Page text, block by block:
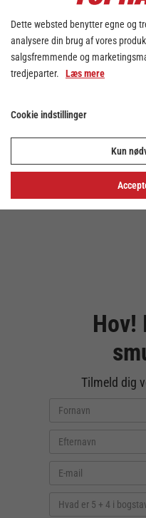
Hov!
Tilmeld dig
Dette websted benytter egne og
analysere din brug af vores
salgsfremmende og
tredjeparter. Læs mere
Cookie indstillinger
Kun